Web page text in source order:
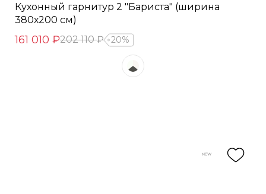
Кухонный гарнитур 2 "Бариста" (ширина
380х200 см)
161 010 ₽202 110 ₽ 20%